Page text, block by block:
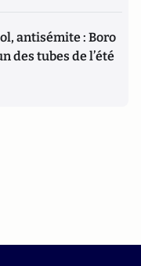
antisémite : Boro
des tubes de l’été